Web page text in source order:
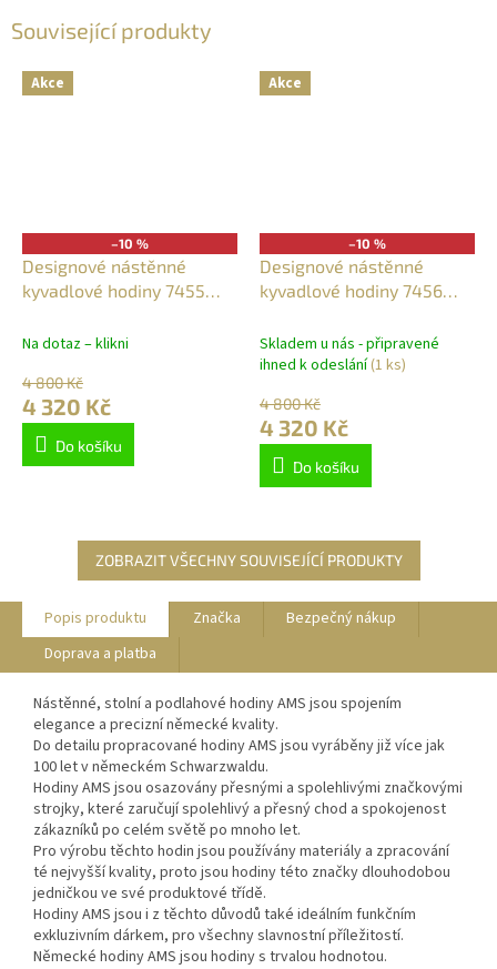
Související produkty
Akce
–10 %
Designové nástěnné
kyvadlové hodiny 7455
Na dotaz – klikni
4 800 Kč
4 320 Kč
Do košíku
Akce
–10 %
Designové nástěnné
kyvadlové hodiny 7456
Skladem u nás - připravené
ihned k odeslání(1 ks)
4 800 Kč
4 320 Kč
Do košíku
ZOBRAZIT VŠECHNY SOUVISEJÍCÍ PRODUKTY
Popis produktu Značka
Bezpečný nákup
Doprava a platba
Nástěnné, stolní a podlahové hodiny AMS jsou spojením
elegance a precizní německé kvality.
Do detailu propracované hodiny AMS jsou vyráběny již více jak
100 let v německém Schwarzwaldu.
Hodiny AMS jsou osazovány přesnými a spolehlivými značkovými
strojky, které zaručují spolehlivý a přesný chod a spokojenost
zákazníků po celém světě po mnoho let.
Pro výrobu těchto hodin jsou používány materiály a zpracování
té nejvyšší kvality, proto jsou hodiny této značky dlouhodobou
jedničkou ve své produktové třídě.
Hodiny AMS jsou i z těchto důvodů také ideálním funkčním
exkluzivním dárkem, pro všechny slavnostní příležitostí.
Německé hodiny AMS jsou hodiny s trvalou hodnotou.